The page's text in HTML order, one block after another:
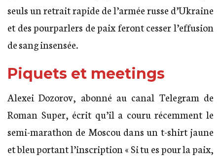
seuls un retrait rapide de l’armée russe d’Ukraine
et des pourparlers de paix feront cesser l’effusion
de sang insensée.
Piquets et meetings
Alexei Dozorov, abonné au canal Telegram de
Roman Super, écrit qu’il a couru récemment le
semi-marathon de Moscou dans un t-shirt jaune
et bleu portant l’inscription « Si tu es pour la paix,